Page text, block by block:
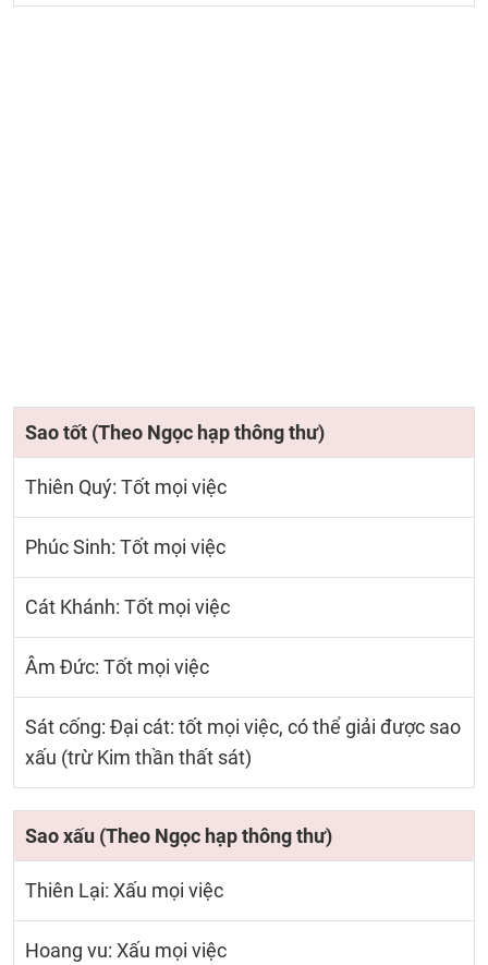
Sao tốt (Theo Ngọc hạp thông thư)
Thiên Quý: Tốt mọi việc
Phúc Sinh: Tốt mọi việc
Cát Khánh: Tốt mọi việc
Âm Đức: Tốt mọi việc
Sát cống: Đại cát: tốt mọi việc, có thể giải được sao
xấu (trừ Kim thần thất sát)
Sao xấu (Theo Ngọc hạp thông thư)
Thiên Lại: Xấu mọi việc
Hoang vu: Xấu mọi việc